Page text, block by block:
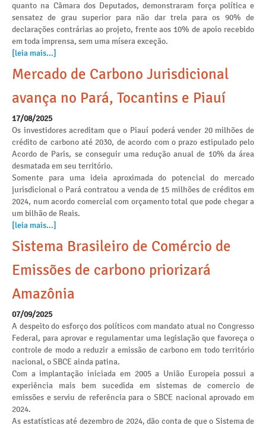
quanto na Câmara dos Deputados, demonstraram força política e
sensatez de grau superior para não dar trela para os 90% de
declarações contrárias ao projeto, frente aos 10% de apoio recebido
em toda imprensa, sem uma mísera exceção.
[leia mais...]
Mercado de Carbono Jurisdicional
avança no Pará, Tocantins e Piauí
17/08/2025
Os investidores acreditam que o Piauí poderá vender 20 milhões de
crédito de carbono até 2030, de acordo com o prazo estipulado pelo
Acordo de Paris, se conseguir uma redução anual de 10% da área
desmatada em seu território.
Somente para uma ideia aproximada do potencial do mercado
jurisdicional o Pará contratou a venda de 15 milhões de créditos em
2024, num acordo comercial com orçamento total que pode chegar a
um bilhão de Reais.
[leia mais...]
Sistema Brasileiro de Comércio de
Emissões de carbono priorizará
Amazônia
07/09/2025
A despeito do esforço dos políticos com mandato atual no Congresso
Federal, para aprovar e regulamentar uma legislação que favoreça o
controle de modo a reduzir a emissão de carbono em todo território
nacional, o SBCE ainda patina.
Com a implantação iniciada em 2005 a União Europeia possui a
experiência mais bem sucedida em sistemas de comercio de
emissões e serviu de referência para o SBCE nacional aprovado em
2024.
As estatísticas até dezembro de 2024, dão conta de que o Sistema de